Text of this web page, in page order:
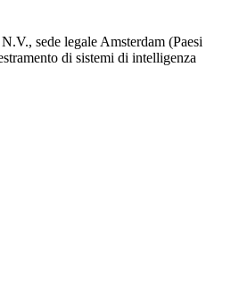
sede legale Amsterdam (Paesi
di sistemi di intelligenza